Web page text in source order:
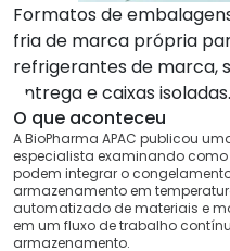
Formatos de
fria de marca própria
refrigerantes de marca,
entrega e caixas isoladas.
O que aconteceu
A BioPharma APAC publicou
especialista examinando
podem integrar o
armazenamento em
automatizado de materiais e
em um fluxo de trabalho
armazenamento.